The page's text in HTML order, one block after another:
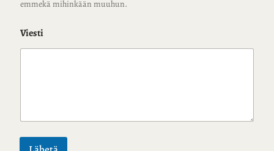
emmekä mihinkään muuhun.
Viesti